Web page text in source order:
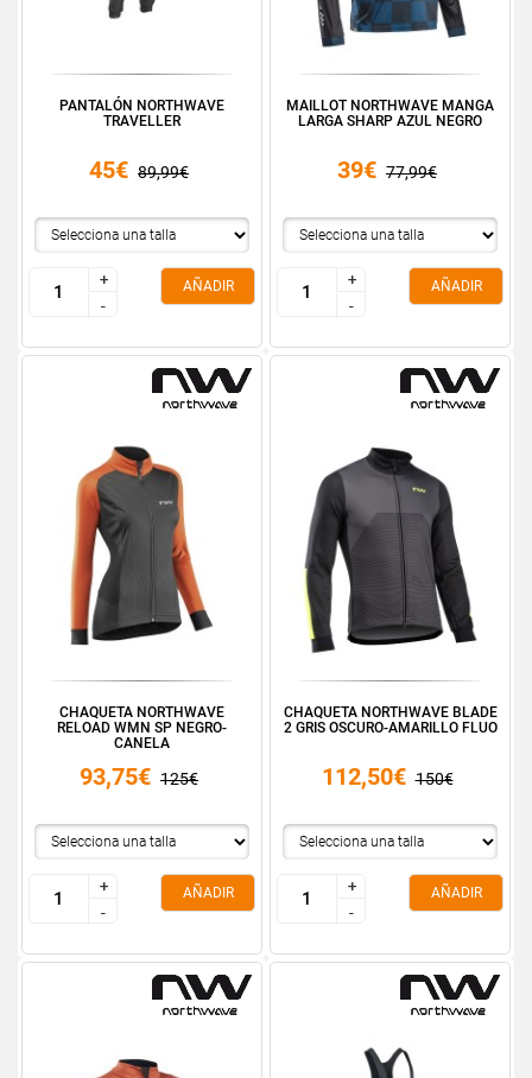
PANTALÓN NORTHWAVE
TRAVELLER
45€ 89,99€
+
-
+
-
AÑADIR
MAILLOT NORTHWAVE MANGA
LARGA SHARP AZUL NEGRO
39€ 77,99€
+
-
+
-
AÑADIR
CHAQUETA NORTHWAVE
RELOAD WMN SP NEGRO-
CANELA
93,75€ 125€
+
-
+
-
AÑADIR
CHAQUETA NORTHWAVE BLADE
2 GRIS OSCURO-AMARILLO FLUO
112,50€ 150€
+
-
+
-
AÑADIR